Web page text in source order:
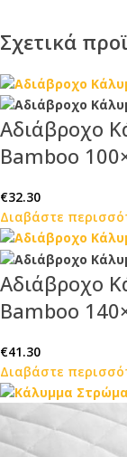
Σχετικά
Αδιάβροχο
Bamboo
€32.30
Διαβάστε
Αδιάβροχο
Bamboo
€41.30
Διαβάστε